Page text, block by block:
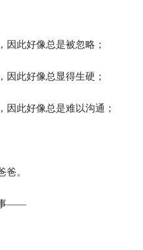
因此好像总是被忽略；
因此好像总显得生硬；
因此好像总是难以沟通；
爸。
事——